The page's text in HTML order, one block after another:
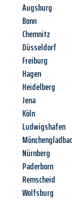
Augsburg
Bonn
Chemnitz
Düsseldorf
Freiburg
Hagen
Heidelberg
Jena
Köln
Ludwigshafen
Nürnberg
Paderborn
Remscheid
Wolfsburg